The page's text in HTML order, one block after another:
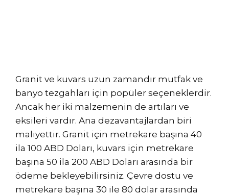
Granit ve kuvars uzun zamandır mutfak ve
banyo tezgahları için popüler seçeneklerdir.
Ancak her iki malzemenin de artıları ve
eksileri vardır. Ana dezavantajlardan biri
maliyettir. Granit için metrekare başına 40
ila 100 ABD Doları, kuvars için metrekare
başına 50 ila 200 ABD Doları arasında bir
ödeme bekleyebilirsiniz. Çevre dostu ve
metrekare başına 30 ile 80 dolar arasında